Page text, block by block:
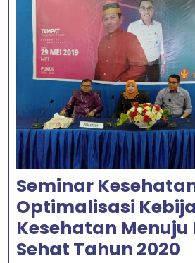
Seminar
Optimalisasi
Kesehatan Menuju
Sehat Tahun 2020